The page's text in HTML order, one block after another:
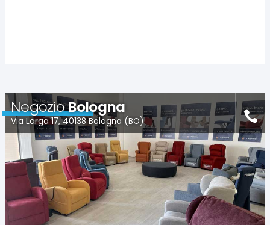
NegozioBologna
Via Larga 17, 40138 Bologna (BO)